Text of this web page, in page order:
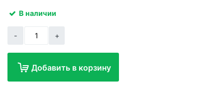
В наличии
- +
Добавить в корзину